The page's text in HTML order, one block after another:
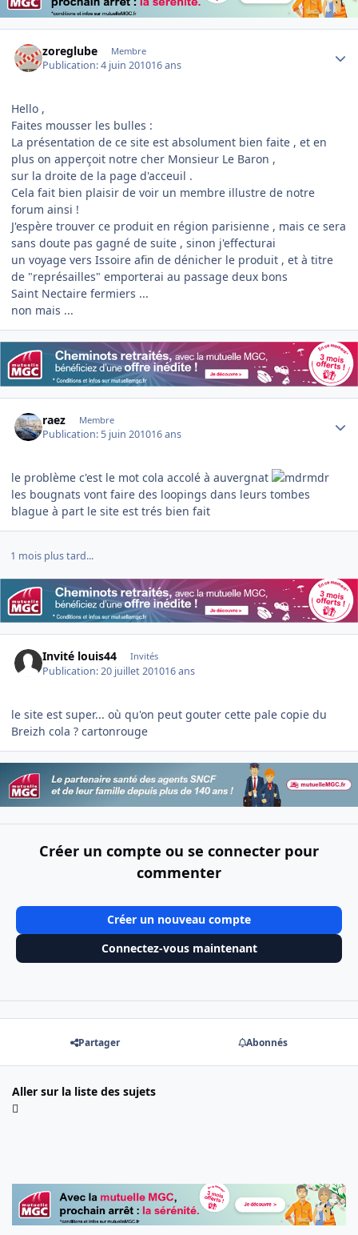
zoreglube Membre
Publication:4 juin 201016 ans
Hello ,
Faites mousser les bulles :
La présentation de ce site est absolument bien faite , et en
plus on apperçoit notre cher Monsieur Le Baron ,
sur la droite de la page d'acceuil .
Cela fait bien plaisir de voir un membre illustre de notre
forum ainsi !
J'espère trouver ce produit en région parisienne , mais ce sera
sans doute pas gagné de suite , sinon j'effecturai
un voyage vers Issoire afin de dénicher le produit , et à titre
de "représailles" emporterai au passage deux bons
Saint Nectaire fermiers ...
non mais ...
raez Membre
Publication: 5 juin 201016 ans
le problème c'est le mot cola accolé à auvergnat
les bougnats vont faire des loopings dans leurs tombes
blague à part le site est trés bien fait
1 mois plus tard...
Invité louis44 Invités
Publication:20 juillet 201016 ans
le site est super... où qu'on peut gouter cette pale copie du
Breizh cola ? cartonrouge
Créer un compte ou se connecter pour
commenter
Créer un nouveau compte
Connectez-vous maintenant
Partager Abonnés
Aller sur la liste des sujets